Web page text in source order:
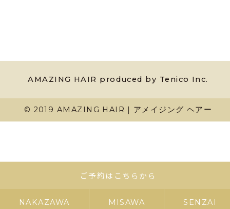
AMAZING HAIR produced by Tenico Inc.
© 2019 AMAZING HAIR｜アメイジング ヘアー
ご予約はこちらから
NAKAZAWA MISAWA SENZAI